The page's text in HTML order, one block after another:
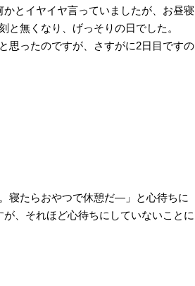
とイヤイヤ言っていましたが、お昼寝
無くなり、げっそりの日でした。
思ったのですが、さすがに2日目ですの
寝たらおやつで休憩だ―」と心待ちに
、それほど心待ちにしていないことに